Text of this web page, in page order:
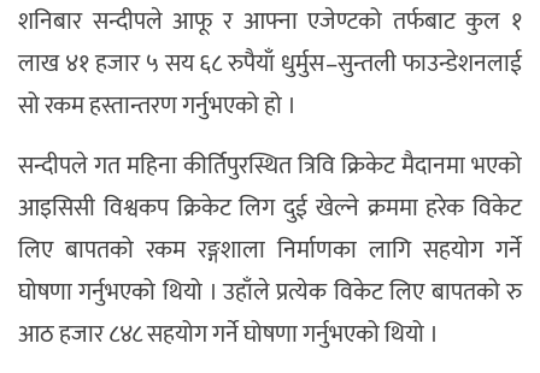
शनिबार सन्दीपले आफू र आफ्ना एजेण्टको तर्फबाट कुल १
लाख ४१ हजार ५ सय ६८ रुपैयाँ धुर्मुस–सुन्तली फाउन्डेशनलाई
सो रकम हस्तान्तरण गर्नुभएको हो ।
सन्दीपले गत महिना कीर्तिपुरस्थित त्रिवि क्रिकेट मैदानमा भएको
आइसिसी विश्वकप क्रिकेट लिग दुई खेल्ने क्रममा हरेक विकेट
लिए बापतको रकम रङ्गशाला निर्माणका लागि सहयोग गर्ने
घोषणा गर्नुभएको थियो । उहाँले प्रत्येक विकेट लिए बापतको रु
आठ हजार ८४८ सहयोग गर्ने घोषणा गर्नुभएको थियो ।